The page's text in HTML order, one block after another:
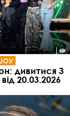
дивитися 3
20.03.2026